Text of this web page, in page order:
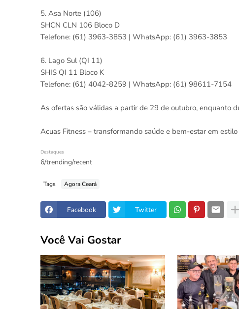
5. Asa Norte (106)
SHCN CLN 106 Bloco D
Telefone: (61) 3963-3853 | WhatsApp: (61) 3963-3853
6. Lago Sul (QI 11)
SHIS QI 11 Bloco K
Telefone: (61) 4042-8259 | WhatsApp: (61) 98611-7154
As ofertas são válidas a partir de 29 de outubro, enquanto
Acuas Fitness – transformando saúde e bem-estar em
Destaques
6/trending/recent
Tags Agora Ceará
Facebook Twitter
Você Vai Gostar